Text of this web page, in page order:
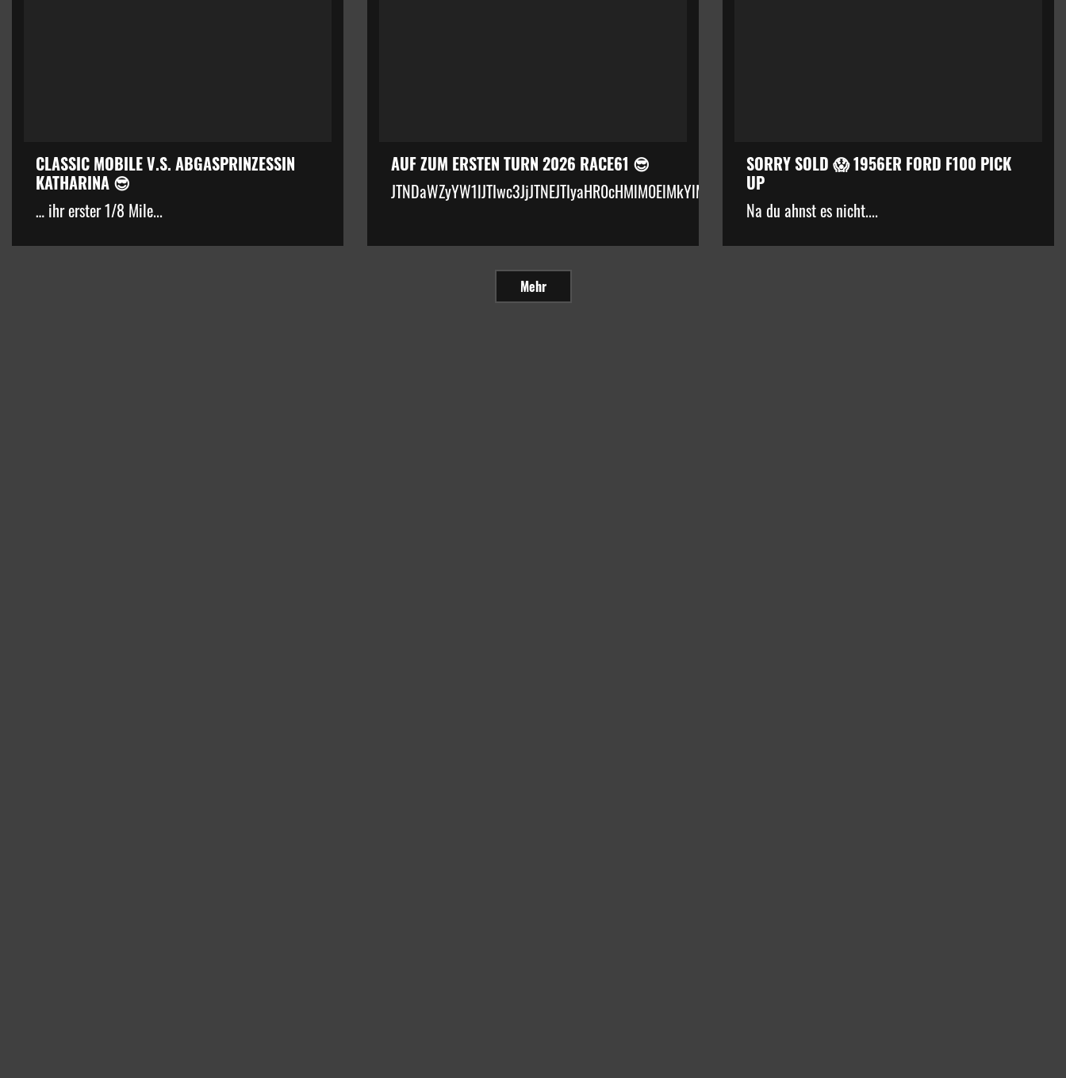
CLASSIC MOBILE V.S. ABGASPRINZESSIN
KATHARINA 😎
… ihr erster 1/8 Mile...
AUF ZUM ERSTEN TURN 2026 RACE61 😎
SORRY SOLD 😱 1956ER FORD F100 PICK
UP
Na du ahnst es nicht....
Mehr